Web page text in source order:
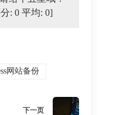
分:0 平均:0]
网站备份
下一页